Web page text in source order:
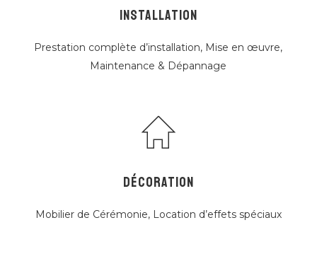
INSTALLATION
Prestation complète d’installation, Mise en œuvre,
Maintenance & Dépannage
DÉCORATION
Mobilier de Cérémonie, Location d’effets spéciaux